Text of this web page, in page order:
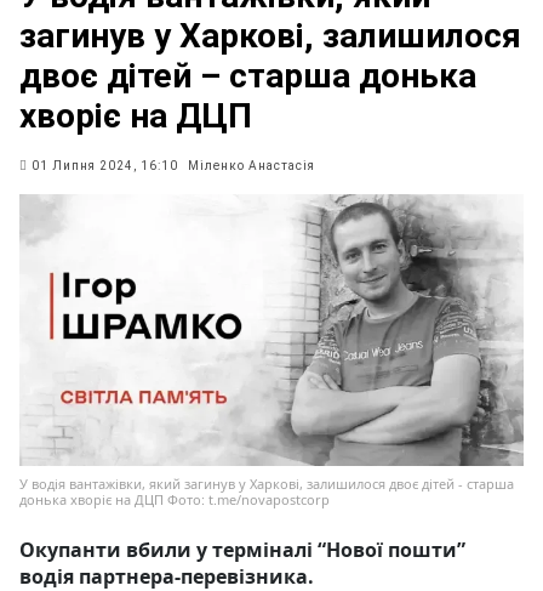
загинув у Харкові, залишилося
двоє дітей – старша донька
хворіє на ДЦП
01 Липня 2024, 16:10 Міленко Анастасія
У водія вантажівки, який загинув у Харкові, залишилося двоє дітей - старша
донька хворіє на ДЦП Фото: t.me/novapostcorp
Окупанти вбили у терміналі “Нової пошти”
водія партнера-перевізника.